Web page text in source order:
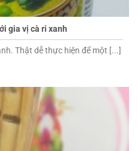
gia vị cà ri xanh
Thật dễ thực hiện để một [...]